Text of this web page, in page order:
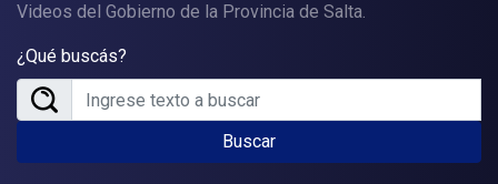
Videos del Gobierno de la Provincia de Salta.
¿Qué buscás?
Buscar